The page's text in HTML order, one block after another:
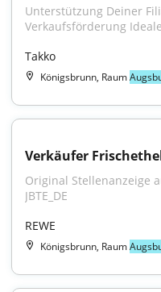
Unterstützung Deiner
Verkaufsförderung
Takko
Königsbrunn, Raum
Verkäufer
Original Stellenanzeige
JBTE_DE
REWE
Königsbrunn, Raum